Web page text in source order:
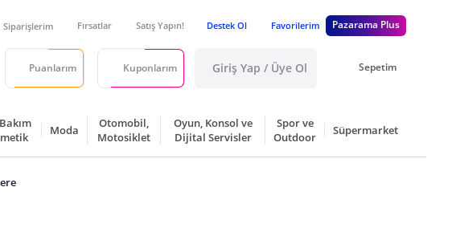
Siparişlerim Fırsatlar Satış Yapın! Destek Ol Favorilerim Pazarama Plus
Puanlarım Kuponlarım Giriş Yap / Üye Ol Sepetim
Moda
Otomobil,
Motosiklet
Oyun, Konsol ve
Dijital Servisler
Spor ve
Outdoor
Süpermarket